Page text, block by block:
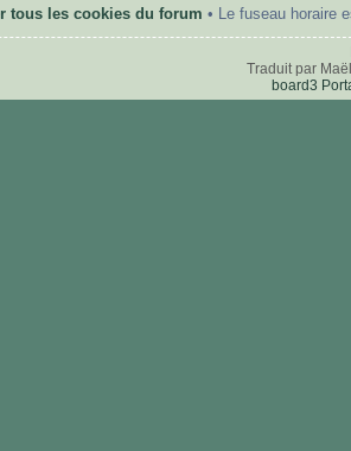
tous les cookies du forum • Le fuseau horaire
Traduit par
board3